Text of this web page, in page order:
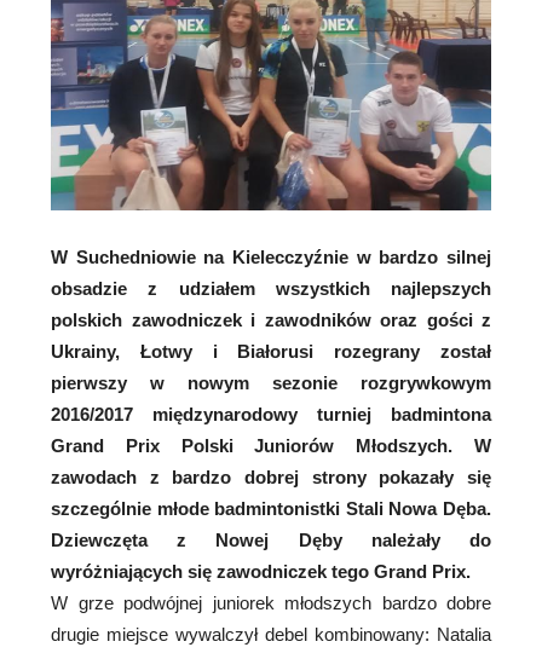
W Suchedniowie na Kielecczyźnie w bardzo silnej
obsadzie z udziałem wszystkich najlepszych
polskich zawodniczek i zawodników oraz gości z
Ukrainy, Łotwy i Białorusi rozegrany został
pierwszy w nowym sezonie rozgrywkowym
2016/2017 międzynarodowy turniej badmintona
Grand Prix Polski Juniorów Młodszych. W
zawodach z bardzo dobrej strony pokazały się
szczególnie młode badmintonistki Stali Nowa Dęba.
Dziewczęta z Nowej Dęby należały do
wyróżniających się zawodniczek tego Grand Prix.
W grze podwójnej juniorek młodszych bardzo dobre
drugie miejsce wywalczył debel kombinowany: Natalia